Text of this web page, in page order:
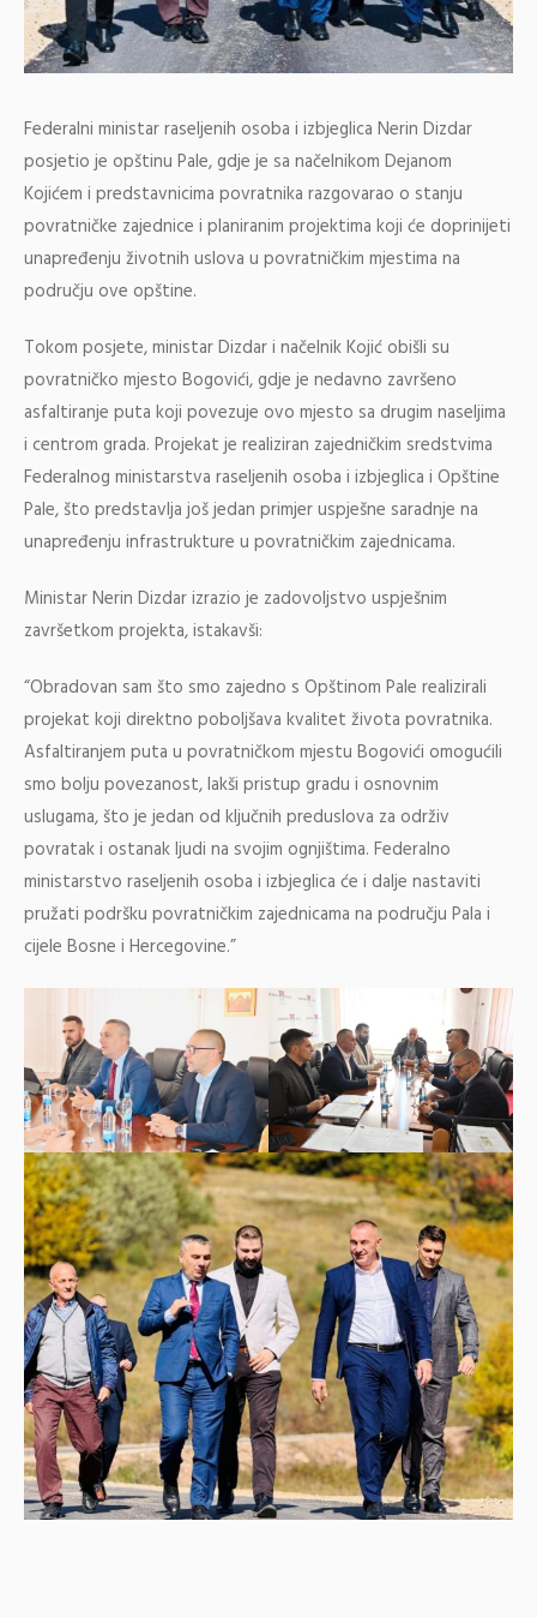
Federalni ministar raseljenih osoba i izbjeglica Nerin Dizdar
posjetio je opštinu Pale, gdje je sa načelnikom Dejanom
Kojićem i predstavnicima povratnika razgovarao o stanju
povratničke zajednice i planiranim projektima koji će doprinijeti
unapređenju životnih uslova u povratničkim mjestima na
području ove opštine.
Tokom posjete, ministar Dizdar i načelnik Kojić obišli su
povratničko mjesto Bogovići, gdje je nedavno završeno
asfaltiranje puta koji povezuje ovo mjesto sa drugim naseljima
i centrom grada. Projekat je realiziran zajedničkim sredstvima
Federalnog ministarstva raseljenih osoba i izbjeglica i Opštine
Pale, što predstavlja još jedan primjer uspješne saradnje na
unapređenju infrastrukture u povratničkim zajednicama.
Ministar Nerin Dizdar izrazio je zadovoljstvo uspješnim
završetkom projekta, istakavši:
“Obradovan sam što smo zajedno s Opštinom Pale realizirali
projekat koji direktno poboljšava kvalitet života povratnika.
Asfaltiranjem puta u povratničkom mjestu Bogovići omogućili
smo bolju povezanost, lakši pristup gradu i osnovnim
uslugama, što je jedan od ključnih preduslova za održiv
povratak i ostanak ljudi na svojim ognjištima. Federalno
ministarstvo raseljenih osoba i izbjeglica će i dalje nastaviti
pružati podršku povratničkim zajednicama na području Pala i
cijele Bosne i Hercegovine.”